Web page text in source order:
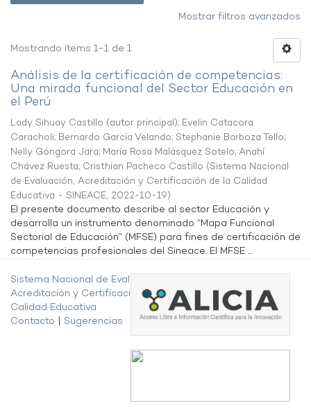
Mostrar filtros avanzados
Mostrando ítems 1-1 de 1
Análisis de la certificación de competencias:
Una mirada funcional del Sector Educación en
el Perú
Lady Sihuay Castillo (autor principal); Evelin Catacora
Caracholi; Bernardo García Velando; Stephanie Barboza Tello;
Nelly Góngora Jara; María Rosa Malásquez Sotelo; Anahí
Chávez Ruesta; Cristhian Pacheco Castillo (Sistema Nacional
de Evaluación, Acreditación y Certificación de la Calidad
Educativa - SINEACE, 2022-10-19)
El presente documento describe al sector Educación y
desarrolla un instrumento denominado “Mapa Funcional
Sectorial de Educación” (MFSE) para fines de certificación de
competencias profesionales del Sineace. El MFSE ...
Sistema Nacional de Evaluación,
Acreditación y Certificación de la
Calidad Educativa
Contacto
Sugerencias